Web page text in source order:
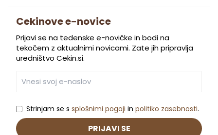
Cekinove e-novice
Prijavi se na tedenske e-novičke in bodi na
tekočem z aktualnimi novicami. Zate jih pripravlja
uredništvo Cekin.si.
Strinjam se s splošnimi pogoji in politiko zasebnosti.
PRIJAVI SE